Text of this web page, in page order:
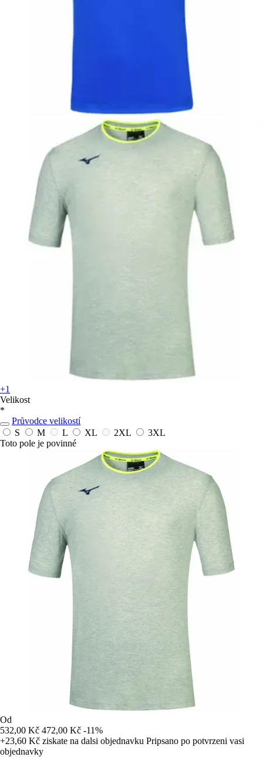
+1
Velikost
*
Průvodce velikostí
S
M L XL 2XL
3XL
Toto pole je povinné
Od
532,00 Kč 472,00 Kč -11%
+23,60 Kč ziskate na dalsi objednavku Pripsano po potvrzeni vasi
objednavky